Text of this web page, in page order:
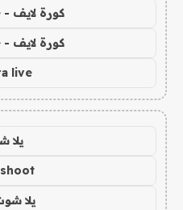
كورة لايف - koora live
كورة لايف - koora live
live
يلا
يلا